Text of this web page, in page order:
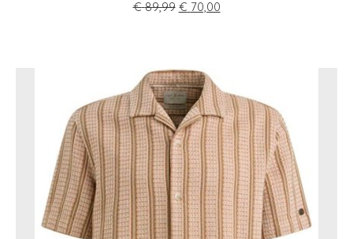
€ 89,99 € 70,00